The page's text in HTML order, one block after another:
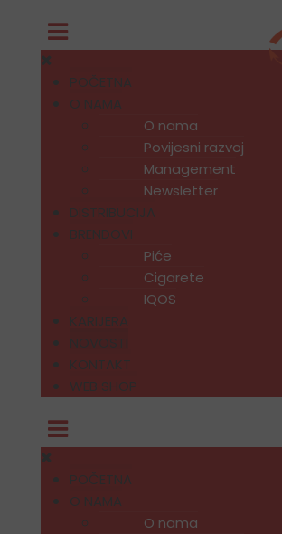
POČETNA
O NAMA
O nama
Povijesni razvoj
Management
Newsletter
DISTRIBUCIJA
BRENDOVI
Piće
Cigarete
IQOS
KARIJERA
NOVOSTI
KONTAKT
WEB SHOP
POČETNA
O NAMA
O nama